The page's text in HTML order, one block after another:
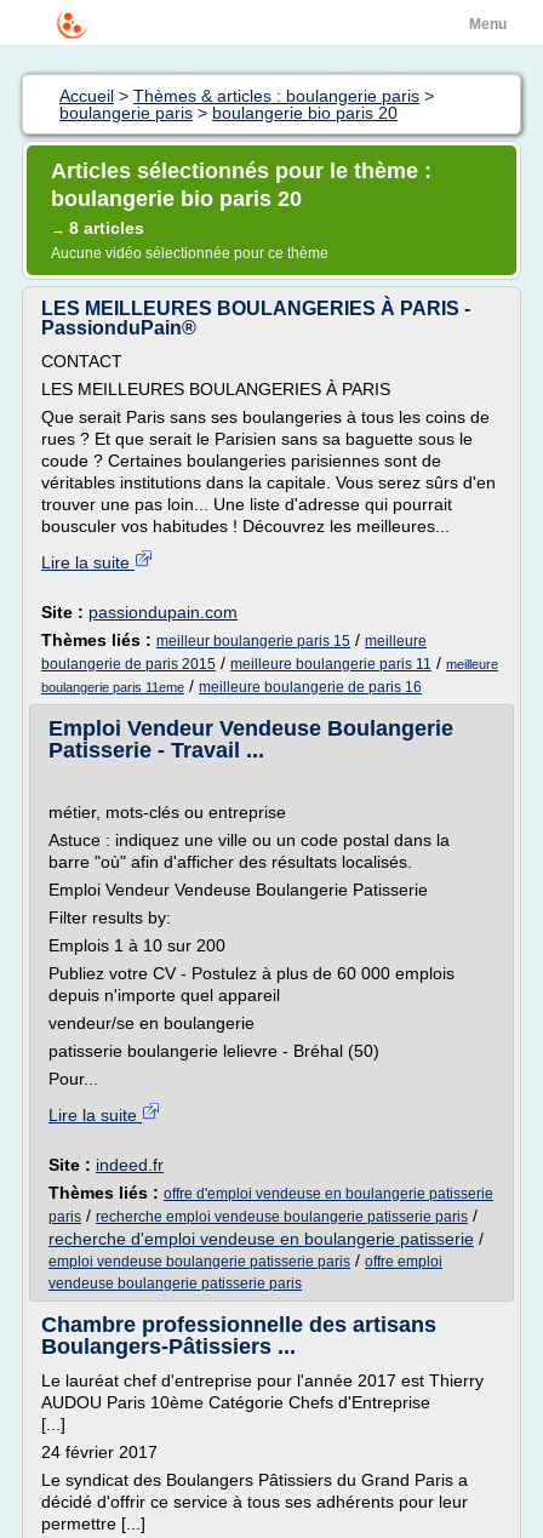
Menu
Accueil > Thèmes & articles : boulangerie paris >
boulangerie paris > boulangerie bio paris 20
Articles sélectionnés pour le thème :
boulangerie bio paris 20
→ 8 articles
Aucune vidéo sélectionnée pour ce thème
LES MEILLEURES BOULANGERIES À PARIS -
PassionduPain®
CONTACT
LES MEILLEURES BOULANGERIES À PARIS
Que serait Paris sans ses boulangeries à tous les coins de
rues ? Et que serait le Parisien sans sa baguette sous le
coude ? Certaines boulangeries parisiennes sont de
véritables institutions dans la capitale. Vous serez sûrs d'en
trouver une pas loin... Une liste d'adresse qui pourrait
bousculer vos habitudes ! Découvrez les meilleures...
Lire la suite
Site : passiondupain.com
Thèmes liés : meilleur boulangerie paris 15 / meilleure
boulangerie de paris 2015 / meilleure boulangerie paris 11 / meilleure
boulangerie paris 11eme / meilleure boulangerie de paris 16
Emploi Vendeur Vendeuse Boulangerie
Patisserie - Travail ...
métier, mots-clés ou entreprise
Astuce : indiquez une ville ou un code postal dans la
barre "où" afin d'afficher des résultats localisés.
Emploi Vendeur Vendeuse Boulangerie Patisserie
Filter results by:
Emplois 1 à 10 sur 200
Publiez votre CV - Postulez à plus de 60 000 emplois
depuis n'importe quel appareil
vendeur/se en boulangerie
patisserie boulangerie lelievre - Bréhal (50)
Pour...
Lire la suite
Site : indeed.fr
Thèmes liés : offre d'emploi vendeuse en boulangerie patisserie
paris / recherche emploi vendeuse boulangerie patisserie paris /
recherche d'emploi vendeuse en boulangerie patisserie /
emploi vendeuse boulangerie patisserie paris / offre emploi
vendeuse boulangerie patisserie paris
Chambre professionnelle des artisans
Boulangers-Pâtissiers ...
Le lauréat chef d'entreprise pour l'année 2017 est Thierry
AUDOU Paris 10ème Catégorie Chefs d'Entreprise
[...]
24 février 2017
Le syndicat des Boulangers Pâtissiers du Grand Paris a
décidé d'offrir ce service à tous ses adhérents pour leur
permettre [...]